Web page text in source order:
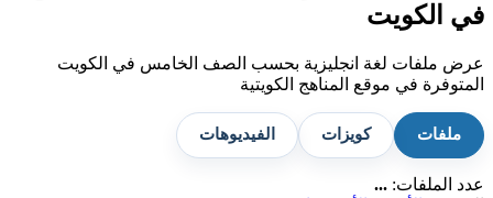
في الكويت
عرض ملفات لغة انجليزية بحسب الصف الخامس في الكويت
المتوفرة في موقع المناهج الكويتية
ملفات كويزات الفيديوهات
عدد الملفات: ...